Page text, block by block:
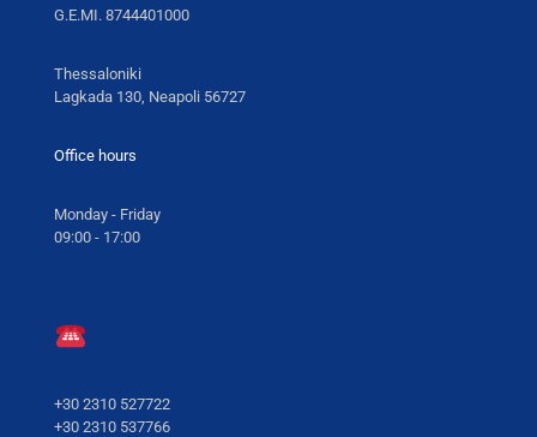
G.E.MI. 8744401000
Thessaloniki
Lagkada 130, Neapoli 56727
Office hours
Monday - Friday
09:00 - 17:00
+30 2310 527722
+30 2310 537766